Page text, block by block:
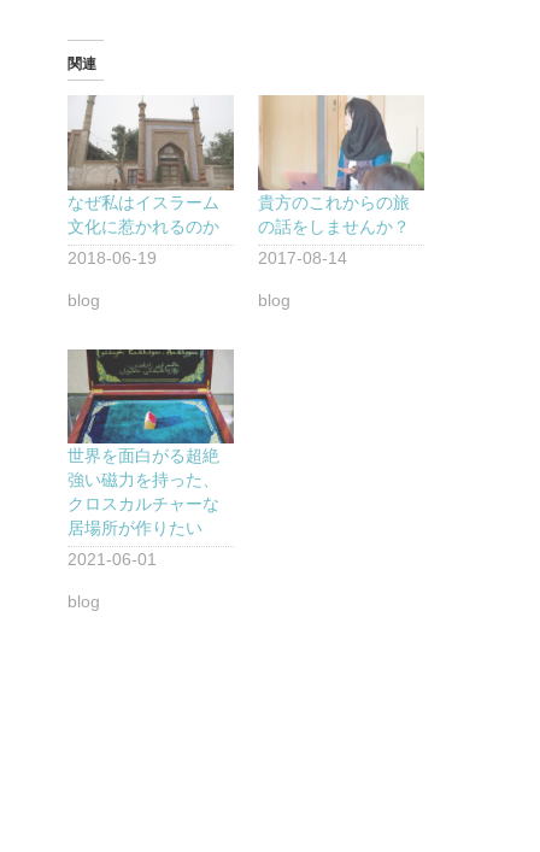
関連
なぜ私はイスラーム
文化に惹かれるのか
2018-06-19
blog
貴方のこれからの旅
の話をしませんか？
2017-08-14
blog
世界を面白がる超絶
強い磁力を持った、
クロスカルチャーな
居場所が作りたい
2021-06-01
blog